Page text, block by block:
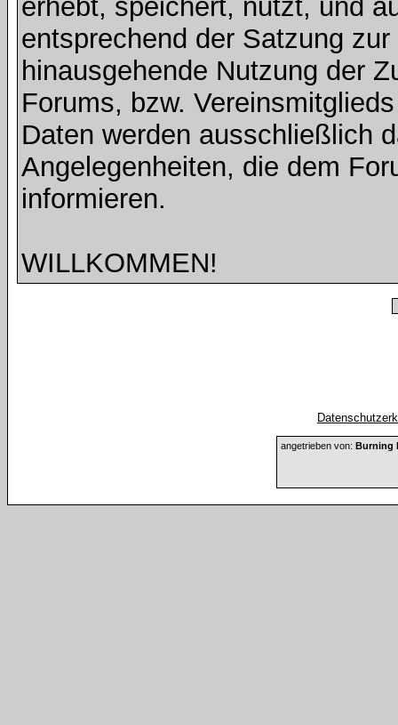
erhebt, speichert, nutzt, und
entsprechend der Satzung
hinausgehende Nutzung der
Forums, bzw.
Daten werden ausschließlich
Angelegenheiten, die dem
informieren.
WILLKOMMEN!
angetrieben von: Burning